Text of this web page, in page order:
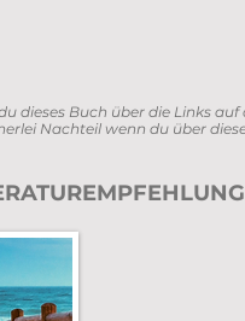
dieses Buch über die Links
Nachteil wenn du über